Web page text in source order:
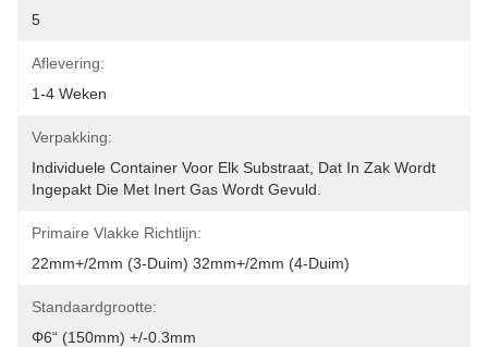
5
Aflevering:
1-4 Weken
Verpakking:
Individuele Container Voor Elk Substraat, Dat In Zak Wordt
Ingepakt Die Met Inert Gas Wordt Gevuld.
Primaire Vlakke Richtlijn:
22mm+/2mm (3-Duim) 32mm+/2mm (4-Duim)
Standaardgrootte:
Φ6“ (150mm) +/-0.3mm